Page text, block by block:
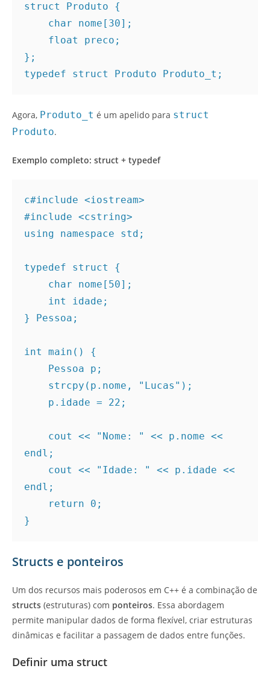
struct Produto {
    char nome[30];
    float preco;
};
typedef struct Produto Produto_t;
Agora, Produto_t é um apelido para struct
Produto.
Exemplo completo: struct + typedef
c#include <iostream>
#include <cstring>
using namespace std;
typedef struct {
    char nome[50];
    int idade;
} Pessoa;
int main() {
    Pessoa p;
    strcpy(p.nome, "Lucas");
    p.idade = 22;
endl;
endl;
    return 0;
}
Structs e ponteiros
Um dos recursos mais poderosos em C++ é a combinação de
structs (estruturas) com ponteiros. Essa abordagem
permite manipular dados de forma flexível, criar estruturas
dinâmicas e facilitar a passagem de dados entre funções.
Definir uma struct